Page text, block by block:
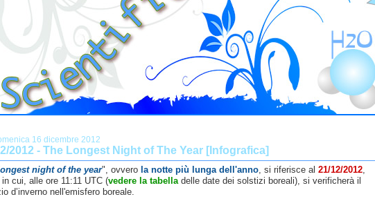
16 dicembre 2012
2012 - The Longest Night of The Year [Infografica]
night of the year", ovvero la notte più lunga dell'anno, si riferisce al 21/12/2012,
in cui, alle ore 11:11 UTC (vedere la tabelladelle date dei solstizi boreali), si verificherà il
d’inverno nell'emisfero boreale.